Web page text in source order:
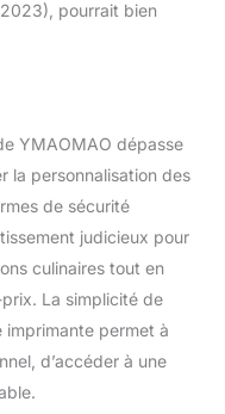
pourrait bien
YMAOMAO dépasse
la personnalisation des
de sécurité
judicieux pour
culinaires tout en
La simplicité de
imprimante permet à
d’accéder à une